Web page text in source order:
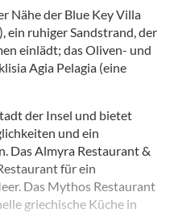
Nähe der Blue Key Villa
ein ruhiger Sandstrand, der
einlädt; das Oliven- und
Agia Pelagia (eine
der Insel und bietet
und ein
Das Almyra Restaurant &
für ein
Das Mythos Restaurant
griechische Küche in